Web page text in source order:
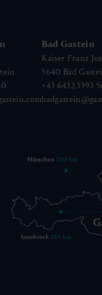
Bad Gastein
Kaiser Franz
5640 Bad
+43 6432 3393